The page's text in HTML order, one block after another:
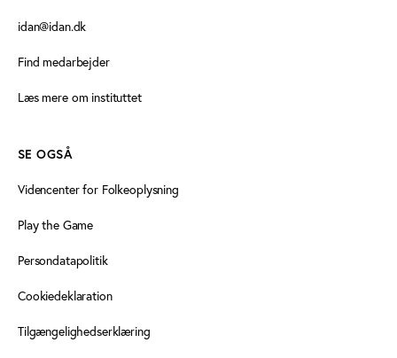
idan@idan.dk
Find medarbejder
Læs mere om instituttet
SE OGSÅ
Videncenter for Folkeoplysning
Play the Game
Persondatapolitik
Cookiedeklaration
Tilgængelighedserklæring